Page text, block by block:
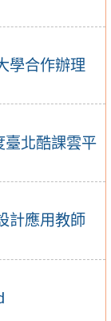
學合作辦理
北酷課雲平
計應用教師